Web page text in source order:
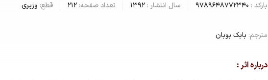
بارکد : 9789648772340 سال انتشار :1392 تعداد صفحه:212 قطع: وزیری
مترجم: بابک بوبان
درباره اثر :